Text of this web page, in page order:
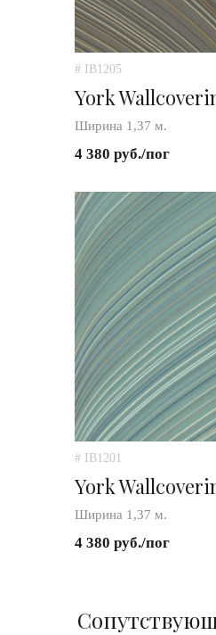
# IB1205
York
Ширина 1,37 м.
4 380 руб./пог
# IB1201
York
Ширина 1,37 м.
4 380 руб./пог